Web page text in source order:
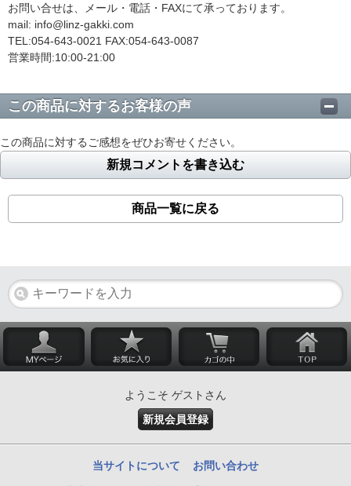
お問い合せは、メール・電話・FAXにて承っております。
mail: info@linz-gakki.com
TEL:054-643-0021 FAX:054-643-0087
営業時間:10:00-21:00
この商品に対するお客様の声
この商品に対するご感想をぜひお寄せください。
新規コメントを書き込む
商品一覧に戻る
ようこそ ゲストさん
新規会員登録
当サイトについて お問い合わせ